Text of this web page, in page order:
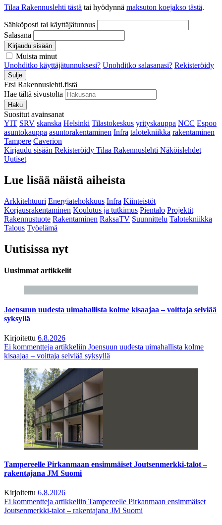
Tilaa Rakennuslehti tästä tai hyödynnä maksuton koejakso tästä.
Sähköposti tai käyttäjätunnus
Salasana
Kirjaudu sisään
Muista minut
Unohditko käyttäjätunnuksesi? Unohditko salasanasi? Rekisteröidy
Sulje
Etsi Rakennuslehti.fistä
Hae tältä sivustolta
Haku
Suositut avainsanat
YIT SRV skanska Helsinki Tilastokeskus yrityskauppa NCC Espoo
asuntokauppa asuntorakentaminen Infra talotekniikka rakentaminen
Tampere Caverion
Kirjaudu sisään Rekisteröidy Tilaa Rakennuslehti Näköislehdet
Uutiset
Lue lisää näistä aiheista
Arkkitehtuuri Energiatehokkuus Infra Kiinteistöt
Korjausrakentaminen Koulutus ja tutkimus Pientalo Projektit
Rakennustuote Rakentaminen RaksaTV Suunnittelu Talotekniikka
Talous Työelämä
Uutisissa nyt
Uusimmat artikkelit
Joensuun uudesta uimahallista kolme kisaajaa – voittaja selviää
syksyllä
Kirjoitettu 6.8.2026
Ei kommentteja artikkeliin Joensuun uudesta uimahallista kolme
kisaajaa – voittaja selviää syksyllä
Tampereelle Pirkanmaan ensimmäiset Joutsenmerkki-talot –
rakentajana JM Suomi
Kirjoitettu 6.8.2026
Ei kommentteja artikkeliin Tampereelle Pirkanmaan ensimmäiset
Joutsenmerkki-talot – rakentajana JM Suomi